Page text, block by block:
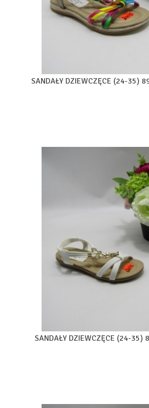
SANDAŁY DZIEWCZĘCE (24-35)
SANDAŁY DZIEWCZĘCE (24-35)